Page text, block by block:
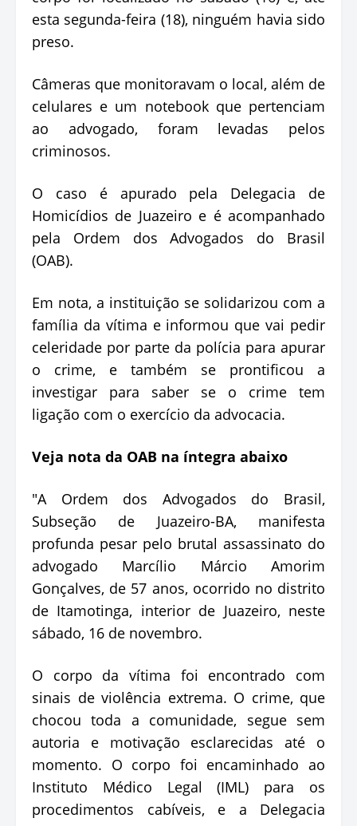
esta segunda-feira (18), ninguém havia sido
preso.
Câmeras que monitoravam o local, além de
celulares e um notebook que pertenciam
ao advogado, foram levadas pelos
criminosos.
O caso é apurado pela Delegacia de
Homicídios de Juazeiro e é acompanhado
pela Ordem dos Advogados do Brasil
(OAB).
Em nota, a instituição se solidarizou com a
família da vítima e informou que vai pedir
celeridade por parte da polícia para apurar
o crime, e também se prontificou a
investigar para saber se o crime tem
ligação com o exercício da advocacia.
Veja nota da OAB na íntegra abaixo
"A Ordem dos Advogados do Brasil,
Subseção de Juazeiro-BA, manifesta
profunda pesar pelo brutal assassinato do
advogado Marcílio Márcio Amorim
Gonçalves, de 57 anos, ocorrido no distrito
de Itamotinga, interior de Juazeiro, neste
sábado, 16 de novembro.
O corpo da vítima foi encontrado com
sinais de violência extrema. O crime, que
chocou toda a comunidade, segue sem
autoria e motivação esclarecidas até o
momento. O corpo foi encaminhado ao
Instituto Médico Legal (IML) para os
procedimentos cabíveis, e a Delegacia